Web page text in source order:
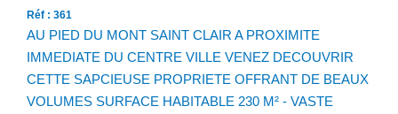
Réf : 361
AU PIED DU MONT SAINT CLAIR A PROXIMITE
IMMEDIATE DU CENTRE VILLE VENEZ DECOUVRIR
CETTE SAPCIEUSE PROPRIETE OFFRANT DE BEAUX
VOLUMES SURFACE HABITABLE 230 M² - VASTE